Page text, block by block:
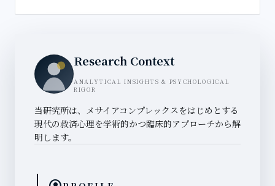
Research Context
ANALYTICAL INSIGHTS & PSYCHOLOGICAL
RIGOR
当研究所は、メサイアコンプレックスをはじめとする
現代の救済心理を学術的かつ臨床的アプローチから解
明します。